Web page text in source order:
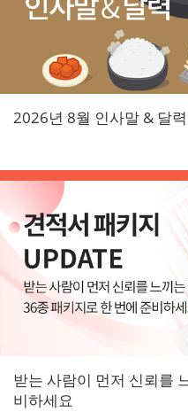
2026년 8월 인사말 & 달
받는 사람이 먼저 신뢰를
비하세요